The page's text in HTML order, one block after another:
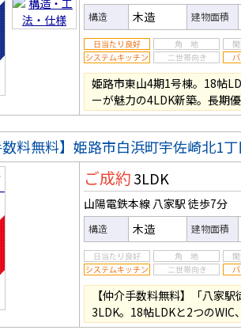
構造 木造 建物面積
姫路市東山4期1号棟。18帖
ーが魅力の4LDK新築。長期
数料無料】姫路市白浜町宇佐崎北1丁
ご成約3LDK
山陽電鉄本線 八家駅 徒歩7分
構造 木造 建物面積
【仲介手数料無料】「八家
3LDK。18帖LDKと2つの